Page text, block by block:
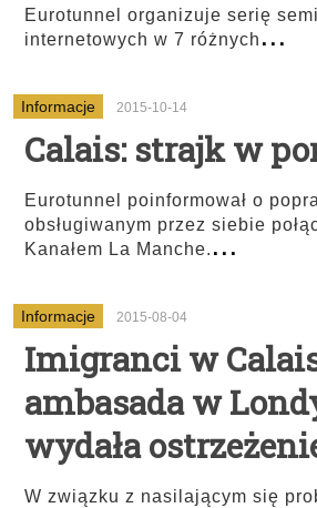
Eurotunnel organizuje serię
internetowych w 7 różnych ...
Informacje 2015-10-14
Calais: strajk w
Eurotunnel poinformował o
obsługiwanym przez siebie
Kanałem La Manche....
Informacje 2015-08-04
Imigranci w
ambasada w
wydała
W związku z nasilającym się